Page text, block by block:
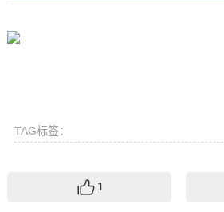
TAG标签：
1